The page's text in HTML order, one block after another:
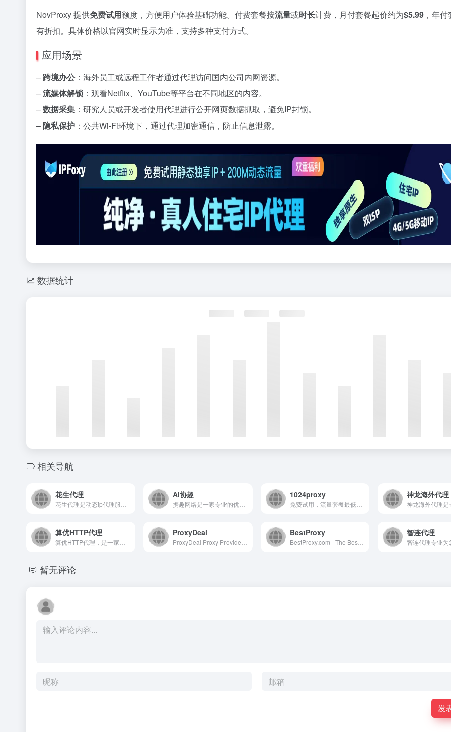
NovProxy 提供免费试用额度，方便用户体验基础功能。付费套餐按流量或时长计费，月付套餐起价约为$5.99 ，年
有折扣。具体价格以官网实时显示为准，支持多种支付方式。
应用场景
– 跨境办公：海外员工或远程工作者通过代理访问国内公司内网资源。
–流媒体解锁 ：观看Netflix、YouTube等平台在不同地区的内容。
–数据采集 ：研究人员或开发者使用代理进行公开网页数据抓取，避免IP封锁。
– 隐私保护 ：公共Wi-Fi环境下，通过代理加密通信，防止信息泄露。
数据统计
相关导航
花生代理 AI协趣
携趣网络是一家专业的优质HTTP动静态ip代理服务商,提供长效ip代理,短效ip代理,手机ip代理,S5代理ip,翼云、云主机、云服务器等,产品低延迟高可用,稳定可靠,全国优质高速在线ip代理提供商,企业级用户首选方案！
1024proxy 神龙海外代理
算优HTTP代理 ProxyDeal BestProxy
BestProxy.com - The Best Residential Proxies, Flexible Rotating Residential Proxies, and Unlimited Residential Proxies ,80M+ Residential Proxy IPs from 195 Countries
智连代理
暂无评论
发